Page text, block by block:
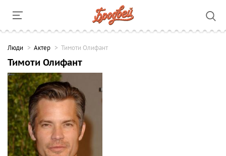
Люди Актер Тимоти Олифант
Тимоти Олифант